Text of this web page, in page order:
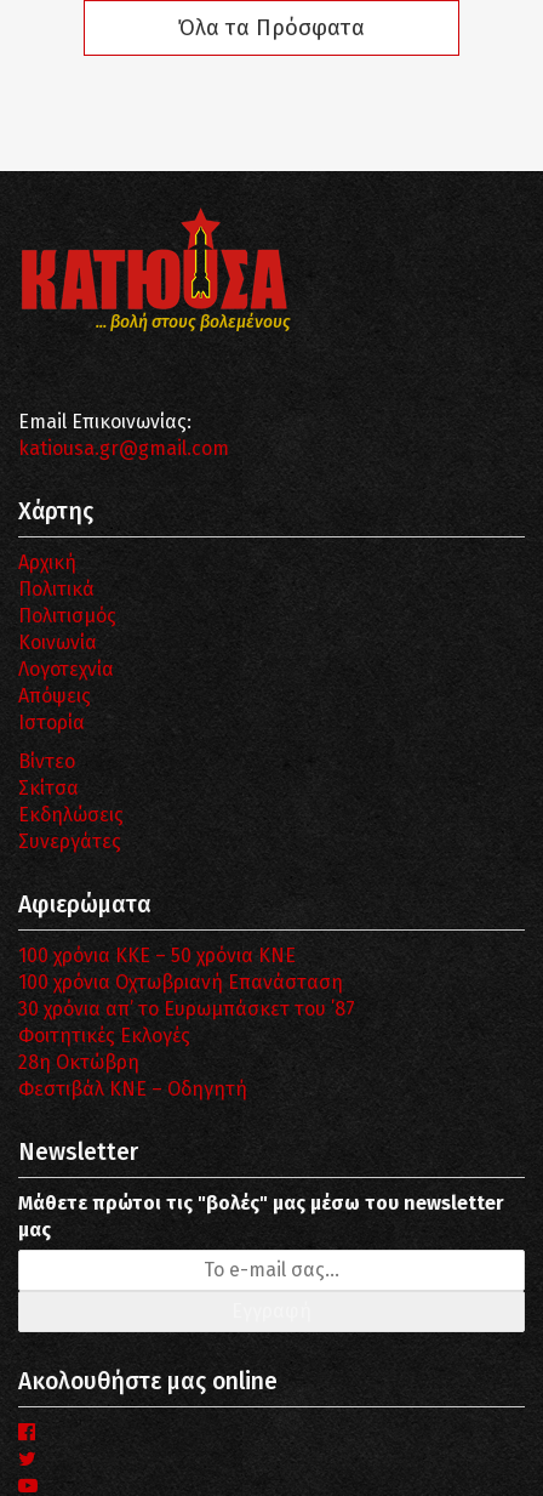
Όλα τα Πρόσφατα
... βολή στους βολεμένους
Email Επικοινωνίας:
katiousa.gr@gmail.com
Χάρτης
Αρχική
Πολιτικά
Πολιτισμός
Κοινωνία
Λογοτεχνία
Απόψεις
Ιστορία
Βίντεο
Σκίτσα
Εκδηλώσεις
Συνεργάτες
Αφιερώματα
100 χρόνια ΚΚΕ – 50 χρόνια ΚΝΕ
100 χρόνια Οχτωβριανή Επανάσταση
30 χρόνια απ’ το Ευρωμπάσκετ του ΄87
Φοιτητικές Εκλογές
28η Οκτώβρη
Φεστιβάλ ΚΝΕ – Οδηγητή
Newsletter
Μάθετε πρώτοι τις "βολές" μας μέσω του newsletter
μας
Ακολουθήστε μας online